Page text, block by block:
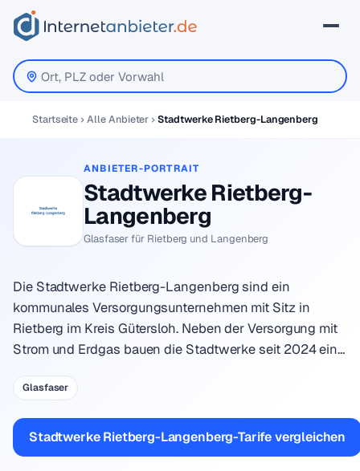
Startseite Alle Anbieter Stadtwerke Rietberg-Langenberg
ANBIETER-PORTRAIT
Stadtwerke Rietberg-
Langenberg
Glasfaser für Rietberg und Langenberg
Die Stadtwerke Rietberg-Langenberg sind ein
kommunales Versorgungsunternehmen mit Sitz in
Rietberg im Kreis Gütersloh. Neben der Versorgung mit
Strom und Erdgas bauen die Stadtwerke seit 2024 ein…
Glasfaser
Stadtwerke Rietberg-Langenberg-Tarife vergleichen